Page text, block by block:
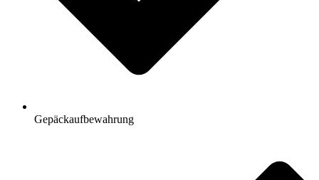
Gepäckaufbewahrung